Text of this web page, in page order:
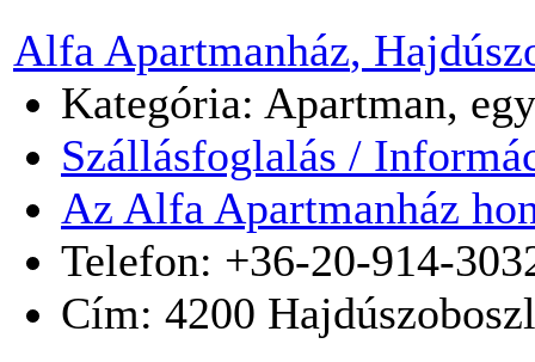
Alfa Apartmanház,
Kategória: Apartman,
Szállásfoglalás /
Az Alfa Apartmanház
Telefon: +36-20-914-
Cím: 4200